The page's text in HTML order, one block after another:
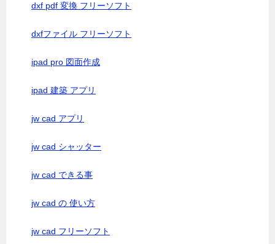
dxf pdf 変換 フリーソフト
dxfファイル フリーソフト
ipad pro 図面作成
ipad 建築 アプリ
jw cad アプリ
jw cad シャッター
jw cad できる事
jw cad の 使い方
jw cad フリーソフト